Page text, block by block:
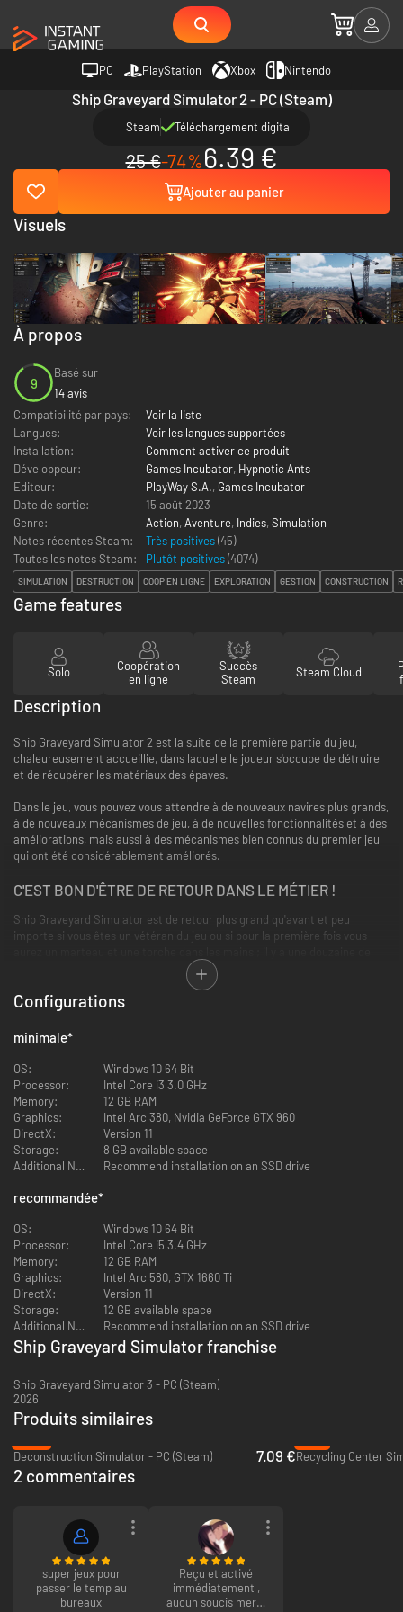
PC PlayStation Xbox Nintendo
Ship Graveyard Simulator 2 - PC (Steam)
Steam Téléchargement digital
25 €-74%6.39 €
Ajouter au panier
À propos
9
Basé sur
14 avis
Compatibilité par pays:
Voir la liste
Langues:
Voir les langues supportées
Installation:
Comment activer ce produit
Développeur:
Games Incubator, Hypnotic Ants
Editeur:
PlayWay S.A., Games Incubator
Date de sortie:
15 août 2023
Genre:
Action, Aventure, Indies, Simulation
Notes récentes Steam:
Très positives(45)
Toutes les notes Steam:
Plutôt positives(4074)
SIMULATION DESTRUCTION COOP EN LIGNE EXPLORATION GESTION CONSTRUCTION
Visuels
Game features
Solo
Coopération
en ligne
Succès
Steam
Steam Cloud
Description
Ship Graveyard Simulator 2 est la suite de la première partie du jeu,
chaleureusement accueillie, dans laquelle le joueur s'occupe de détruire
et de récupérer les matériaux des épaves.
Dans le jeu, vous pouvez vous attendre à de nouveaux navires plus grands,
à de nouveaux mécanismes de jeu, à de nouvelles fonctionnalités et à des
améliorations, mais aussi à des mécanismes bien connus du premier jeu
qui ont été considérablement améliorés.
C'EST BON D'ÊTRE DE RETOUR DANS LE MÉTIER !
Ship Graveyard Simulator est de retour plus grand qu'avant et peu
importe si vous êtes un vétéran du jeu ou si pour la première fois vous
kilomètres d'épaves sur la côte, et des milliers de tonnes d'acier - vous
Des pièces de grand vaisseau ? Oh oui ! Vous aurez besoin d'une grue
spéciale et d'un grand conteneur pour cela. Ship Graveyard Simulator 2
disposera de gros fragments, de modules et de composants d'épaves à
démolir, notamment des moteurs, des pompes, des panneaux de
commande et bien plus encore.
GRANDS NAVIRES
Commandez de nouveaux navires en attente de démolition via l'ordinateur
de votre domicile, et avec le nouveau navire, vous recevrez une nouvelle
tâche ! Collectez toutes les pièces nécessaires en acier, en aluminium ou
Configurations
minimale*
OS:
Windows 10 64 Bit
Processor:
Intel Core i3 3.0 GHz
Memory:
12 GB RAM
Graphics:
Intel Arc 380, Nvidia GeForce GTX 960
DirectX:
Version 11
Storage:
8 GB available space
Additional Notes:
Recommend installation on an SSD drive
recommandée*
OS:
Windows 10 64 Bit
Processor:
Intel Core i5 3.4 GHz
Memory:
12 GB RAM
Graphics:
Intel Arc 580, GTX 1660 Ti
DirectX:
Version 11
Storage:
12 GB available space
Additional Notes:
Recommend installation on an SSD drive
Ship Graveyard Simulator franchise
Ship Graveyard Simulator 3 - PC (Steam)
2026
Produits similaires
Deconstruction Simulator - PC (Steam)
7.09 €Recycling Center
2 commentaires
super jeux pour
passer le temp au
bureaux
Reçu et activé
immédiatement ,
aucun soucis merci